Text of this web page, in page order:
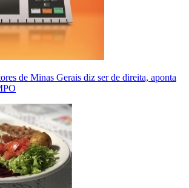
de Minas Gerais diz ser de direita, aponta